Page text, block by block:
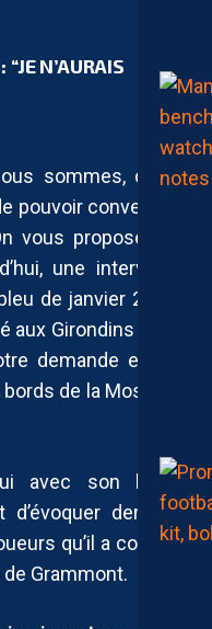
N’AURAIS
sommes, c’est
pouvoir converser
vous propose de
une interview
de janvier 2005
aux Girondins a eu
demande et de
de la Mosson
avec son bilan
d’évoquer demain
qu’il a cotoyé
Grammont.